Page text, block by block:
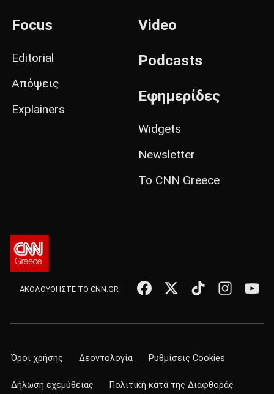
Focus
Editorial
Απόψεις
Explainers
Video
Podcasts
Εφημερίδες
Widgets
Newsletter
Το CNN Greece
ΑΚΟΛΟΥΘΗΣΤΕ ΤΟ CNN.GR
Όροι χρήσης Δεοντολογία Ρυθμίσεις Cookies
Δήλωση εχεμύθειας Πολιτική κατά της Διαφθοράς